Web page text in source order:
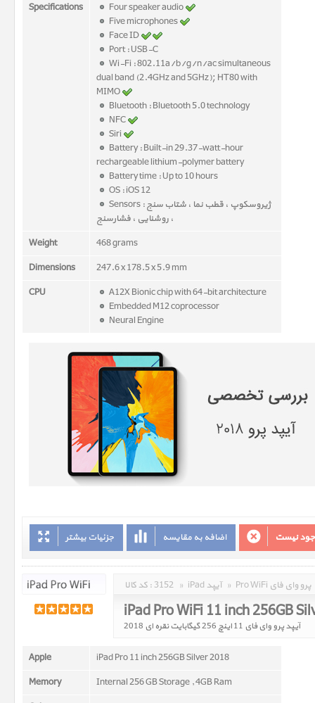
Specifications
Four speaker audio
Five microphones
Face ID
Port : USB-C
Wi-Fi : 802.11a/b/g/n/ac simultaneous
dual band (2.4GHz and 5GHz); HT80 with
MIMO
Bluetooth : Bluetooth 5.0 technology
NFC
Siri
Battery : Built-in 29.37-watt-hour
rechargeable lithium-polymer battery
Battery time : Up to 10 hours
OS : iOS 12
Sensors : ژیروسکوپ ، قطب نما ، شتاب سنج
، روشنایی ، فشارسنج
Weight
468 grams
Dimensions
247.6 x 178.5 x 5.9 mm
CPU
A12X Bionic chip with 64-bit architecture
Embedded M12 coprocessor
Neural Engine
جزئیات بیشتر اضافه به مقایسه نیست
کد کالا : 3152 » iPad آیپد » Pro WiFi پرو وای فای
iPad Pro WiFi 11 inch 256GB
آیپد پرو وای فای 11 اينچ 256 گيگابايت نقره ای 2018
Apple
iPad Pro 11 inch 256GB Silver 2018
Memory
Internal 256 GB Storage , 4GB Ram